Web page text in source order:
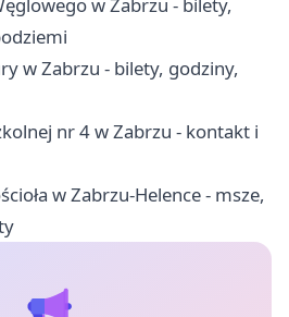
w Zabrzu - bilety, godziny,
nr 4 w Zabrzu - kontakt i
w Zabrzu-Helence - msze,